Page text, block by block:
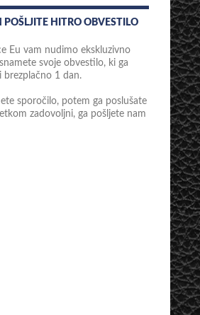
POŠLJITE HITRO OBVESTILO
Eu vam nudimo ekskluzivno
svoje obvestilo, ki ga
brezplačno 1 dan.
sporočilo, potem ga poslušate
zadovoljni, ga pošljete nam